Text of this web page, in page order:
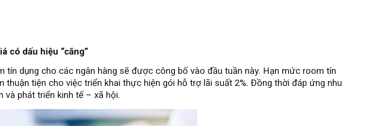
có dấu hiệu “căng”
dụng cho các ngân hàng sẽ được công bố vào đầu tuần này. Hạn mức room tín
thuận tiện cho việc triển khai thực hiện gói hỗ trợ lãi suất 2%. Đồng thời đáp ứng nhu
và phát triển kinh tế – xã hội.